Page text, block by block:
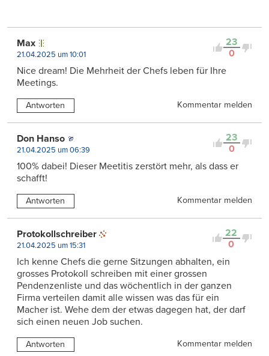
23
0
Max
21.04.2025 um 10:01
Nice dream! Die Mehrheit der Chefs leben für Ihre
Meetings.
Antworten Kommentar melden
23
0
Don Hanso
21.04.2025 um 06:39
100% dabei! Dieser Meetitis zerstört mehr, als dass er
schafft!
Antworten Kommentar melden
22
0
Protokollschreiber
21.04.2025 um 15:31
Ich kenne Chefs die gerne Sitzungen abhalten, ein
grosses Protokoll schreiben mit einer grossen
Pendenzenliste und das wöchentlich in der ganzen
Firma verteilen damit alle wissen was das für ein
Macher ist. Wehe dem der etwas dagegen hat, der darf
sich einen neuen Job suchen.
Antworten
Kommentar melden